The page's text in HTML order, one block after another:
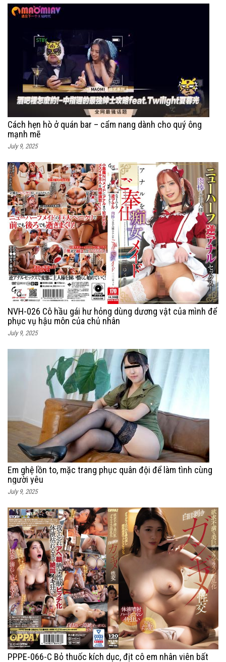
Cách hẹn hò ở quán bar – cẩm nang dành cho quý ông
mạnh mẽ
July 9, 2025
NVH-026 Cô hầu gái hư hỏng dùng dương vật của mình để
phục vụ hậu môn của chủ nhân
July 9, 2025
Em ghệ lồn to, mặc trang phục quân đội để làm tình cùng
người yêu
July 9, 2025
PPPE-066-C Bỏ thuốc kích dục, địt cô em nhân viên bất